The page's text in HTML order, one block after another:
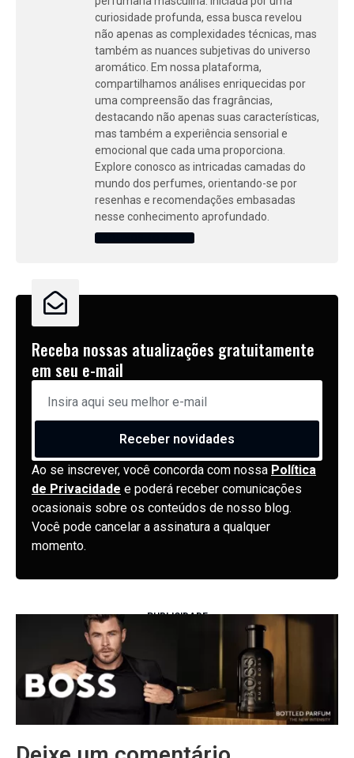
curiosidade profunda, essa busca revelou
não apenas as complexidades técnicas, mas
também as nuances subjetivas do universo
aromático. Em nossa plataforma,
compartilhamos análises enriquecidas por
uma compreensão das fragrâncias,
destacando não apenas suas características,
mas também a experiência sensorial e
emocional que cada uma proporciona.
Explore conosco as intricadas camadas do
mundo dos perfumes, orientando-se por
resenhas e recomendações embasadas
nesse conhecimento aprofundado.
Receba nossas atualizações gratuitamente
em seu e-mail
Receber novidades
Ao se inscrever, você concorda com nossa Política
de Privacidade e poderá receber comunicações
ocasionais sobre os conteúdos de nosso blog.
Você pode cancelar a assinatura a qualquer
momento.
PUBLICIDADE